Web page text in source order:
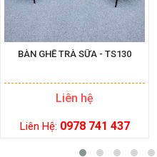
BÀN GHẾ TRÀ SỮA - TS130
Liên hệ
Liên Hệ: 0978 741 437